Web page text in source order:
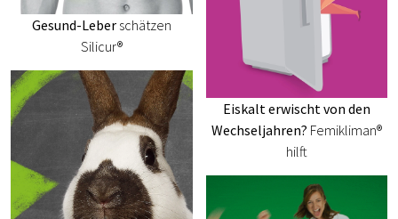
Gesund-Leberschätzen
Silicur®
Eiskalt erwischt von den
Wechseljahren? Femikliman®
hilft